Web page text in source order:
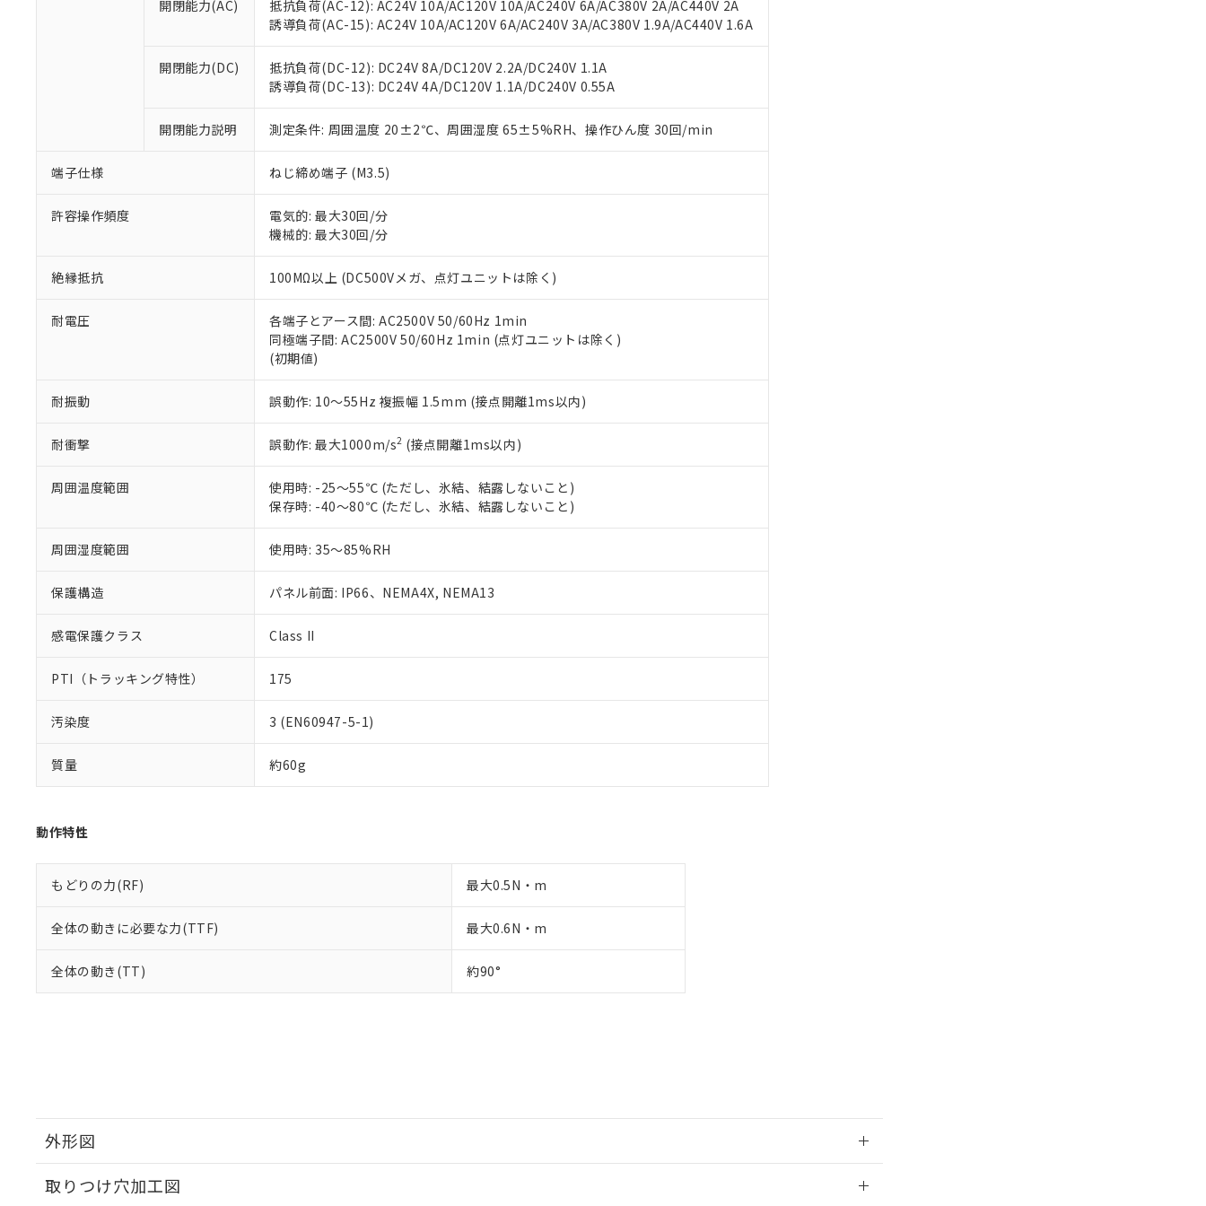
開閉能力(AC)
抵抗負荷(AC-12): AC24V 10A/AC120V 10A/AC240V 6A/AC380V 2A/AC440V 2A
誘導負荷(AC-15): AC24V 10A/AC120V 6A/AC240V 3A/AC380V 1.9A/AC440V 1.6A
開閉能力(DC)
抵抗負荷(DC-12): DC24V 8A/DC120V 2.2A/DC240V 1.1A
誘導負荷(DC-13): DC24V 4A/DC120V 1.1A/DC240V 0.55A
開閉能力説明 測定条件: 周囲温度 20±2℃、周囲湿度 65±5%RH、操作ひん度 30回/min
端子仕様 ねじ締め端子 (M3.5)
許容操作頻度
電気的: 最大30回/分
機械的: 最大30回/分
絶縁抵抗 100MΩ以上 (DC500Vメガ、点灯ユニットは除く)
耐電圧
各端子とアース間: AC2500V 50/60Hz 1min
同極端子間: AC2500V 50/60Hz 1min (点灯ユニットは除く)
(初期値)
耐振動 誤動作: 10～55Hz 複振幅 1.5mm (接点開離1ms以内)
耐衝撃 誤動作: 最大1000m/s2 (接点開離1ms以内)
周囲温度範囲
使用時: -25～55℃ (ただし、氷結、結露しないこと)
保存時: -40～80℃ (ただし、氷結、結露しないこと)
周囲湿度範囲 使用時: 35～85%RH
保護構造 パネル前面: IP66、NEMA4X, NEMA13
感電保護クラス Class II
PTI（トラッキング特性） 175
汚染度 3 (EN60947-5-1)
質量 約60g
動作特性
もどりの力(RF) 最大0.5N・m
全体の動きに必要な力(TTF) 最大0.6N・m
全体の動き(TT) 約90°
外形図
取りつけ穴加工図
当社販売員にご相談ください。
オムロン制御機器販売店や当社販売拠点は「
販売ネットワーク
す。
マイパーツ機能（部品リスト作成サービス）をご利用いただくには、I-Webメンバーズにご登録され
ている必要があります。
お客様が当ウェブサイト上で当社にご登録された部品リストについて、当社および当社の共同利用者
が、当社の製品・サービスに関するお客様との取引・商談に必要な範囲で利用することをご了承くだ
さい。
いる法人を指します。
※2 対応予定月
部品在庫の切り替え状況などにより、予定月が前後することがあります。
※3 非含有証明書ダウンロード
下記の非含有証明書をダウンロードすることができます。
EU RoHS指令（10物質）の非含有証明書
51物質の非含有証明書（当社基準）
※本証明書は発行日時点で非含有を証明するもので、過去に遡って非含有を証明するものではありません。
混在することから備考欄に対応日を記載しておりました。
既に当社にて対応品への在庫切替を完了していることから、特段のことがない限り、2022年1月12日よ
り割愛しております。
※2 環境保護使用期限
「ｅ」：有害物質（10物質）のすべてが基準値以下であることを示します。
「10」：通常の使用状況下において有害物質が外部に漏えいし、環境に深刻な影響を及ぼさない年数を意
「－」：未確認です。当社販売部門へお問い合わせください。
当社は、貴社製品を第三者に販売する場合は、上記1、2および3の内容を当該第三者に通知します。
たしません。
合意する キャンセル
△ 一定数には満たないが在庫あり
－
在庫なし(最新の在庫状況については、お客様のお取引先、またはお客様担当のオムロン制御
機器販売店・当社販売員にご確認ください)
空
受注生産機種、また在庫状況の情報を公開していない機種